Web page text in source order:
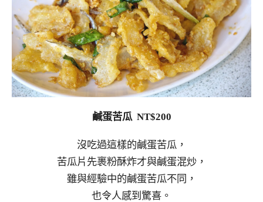
鹹蛋苦瓜 NT$200
沒吃過這樣的鹹蛋苦瓜，
苦瓜片先裹粉酥炸才與鹹蛋混炒，
雖與經驗中的鹹蛋苦瓜不同，
也令人感到驚喜。